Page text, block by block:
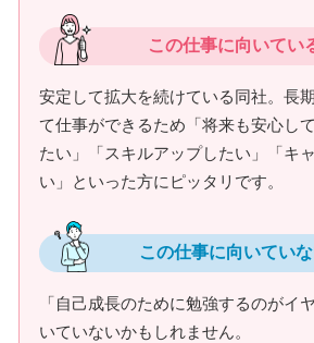
この仕事に向いてい
安定して拡大を続けている同社。長
て仕事ができるため「将来も安心し
たい」「スキルアップしたい」「キ
い」といった方にピッタリです。
この仕事に向いてい
「自己成長のために勉強するのがイ
いていないかもしれません。